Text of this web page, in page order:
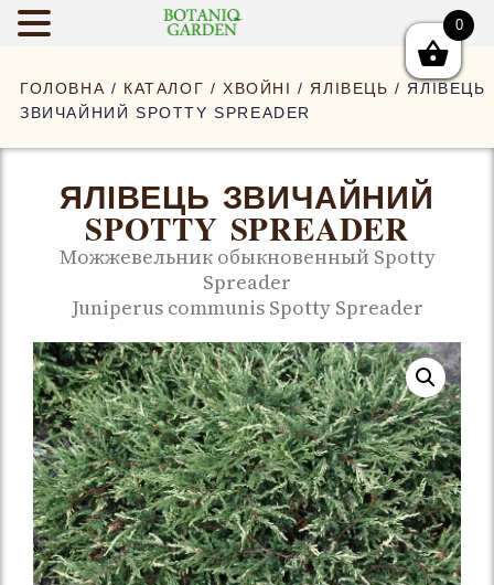
ГОЛОВНА / КАТАЛОГ /ХВОЙНІ / ЯЛІВЕЦЬ / ЯЛІВЕЦЬ
ЗВИЧАЙНИЙ SPOTTY SPREADER
ЯЛІВЕЦЬ ЗВИЧАЙНИЙ
SPOTTY SPREADER
Можжевельник обыкновенный Spotty
Spreader
Juniperus communis Spotty Spreader
0